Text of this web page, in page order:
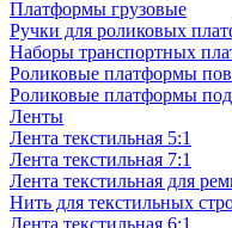
Платформы грузовые
Ручки для роликовых
Наборы транспортных
Роликовые платформы
Роликовые платформы
Ленты
Лента текстильная 5:1
Лента текстильная 7:1
Лента текстильная для
Нить для текстильных
Лента текстильная 6:1